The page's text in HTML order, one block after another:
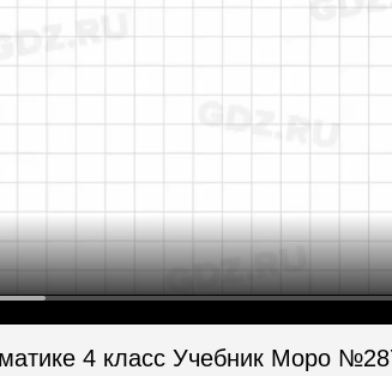
4 класс Учебник Моро